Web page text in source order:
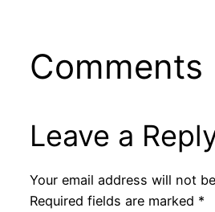
Comments
Leave a
Your email address will not
Required fields are marked *